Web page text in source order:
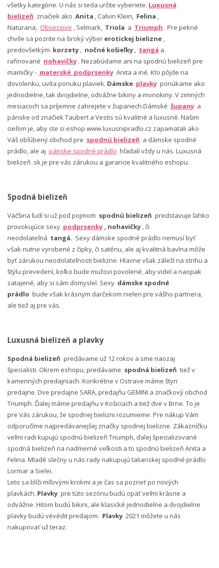
všetky kategórie. U nás si teda určite vyberiete. Luxusná
bielizeň značiek ako Anita , Calvin Klein, Felina ,
Naturana, Obsessive , Selmark, Triola a Triumph . Pre pekné
chvíle sa pozrite na široký výber erotickej bielizne ,
predovšetkým korzety , nočné košieľky , tangá a
rafinované nohavičky . Nezabúdame ani na spodnú bielizeň pre
mamičky - materské podprsenky Anita a iné. Kto pôjde na
dovolenku, uvíta ponuku plaviek. Dámske plavky ponúkame ako
jednodielne, tak dvojdielne, odvážne bikiny a monokiny. V zimných
mesiacoch sa príjemne zahrejete v županech.Dámské župany a
pánske od značiek Taubert a Vestis sú kvalitné a luxusné. Našim
cieľom je, aby ste si eshop www.luxusnipradlo.cz zapamätali ako
Váš obľúbený obchod pre spodnú bielizeň a dámske spodné
prádlo, ale aj pánske spodné prádlo hľadali vždy u nás. Luxusná
bielizeň .sk je pre vás zárukou a garancie kvalitného eshopu.
Spodná bielizeň
Väčšina ľudí si už pod pojmom spodnú bielizeň predstavuje ľahko
provokujúce sexy podprsenky , nohavičky , či
neodolateľná tangá. Sexy dámske spodné prádlo nemusí byť
však nutne vyrobené z čipky, či saténu, ale aj kvalitná bavlna môže
byť zárukou neodolateľnosti bielizne. Hlavne však záleží na strihu a
štýlu prevedení, koľko bude mužovi povolené, aby videl a naopak
zatajené, aby si sám domyslel. Sexy dámske spodné
prádlo bude však krásnym darčekom nielen pre vášho partnera,
ale tiež aj pre vás.
Luxusná bielizeň a plavky
Spodná bielizeň predávame už 12 rokov a sme naozaj
špecialisti. Okrem eshopu, predávame spodná bielizeň tiež v
kamenných predajniach. Konkrétne v Ostrave máme štyri
predajne. Dve predajne SARA, predajňu GEMINI a značkový obchod
Triumph. Ďalej máme predajňu v Košiciach a tiež dve v Brne. To je
pre Vás zárukou, že spodnej bielizni rozumieme. Pre nákup Vám
odporučíme najpredávanejšej značky spodnej bielizne. Zákazníčku
veľmi radi kupujú spodnú bielizeň Triumph, ďalej špecializované
spodná bielizeň na nadmerné veľkosti a to spodnú bielizeň Anita a
Felina. Mladé slečny u nás rady nakupujú talianskej spodné prádlo
Lormar a Sielei.
Leto sa blíži míľovými krokmi a je čas sa pozrieť po nových
plavkách. Plavky pre túto sezónu budú opäť veľmi krásne a
odvážne. Hitom budú bikini, ale klasické jednodielne a dvojdielne
plavky budú vévédit predajom. Plavky 2021 môžete u nás
nakupovať už teraz.